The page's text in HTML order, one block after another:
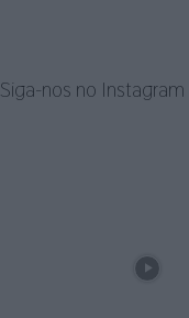
Siga-nos no Instagram